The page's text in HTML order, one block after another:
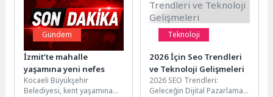
Gündem
İzmit’te mahalle
yaşamına yeni nefes
Kocaeli Büyükşehir
Belediyesi, kent yaşamına
Teknoloji
2026 İçin Seo Trendleri
ve Teknoloji Gelişmeleri
2026 SEO Trendleri:
Geleceğin Dijital Pazarlama